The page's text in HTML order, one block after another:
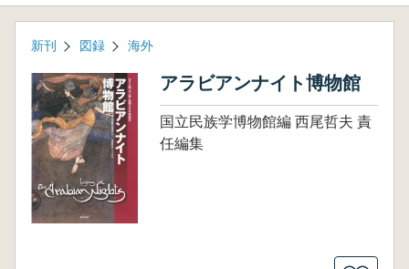
新刊 図録 海外
アラビアンナイト博物館
国立民族学博物館編 西尾哲夫 責
任編集